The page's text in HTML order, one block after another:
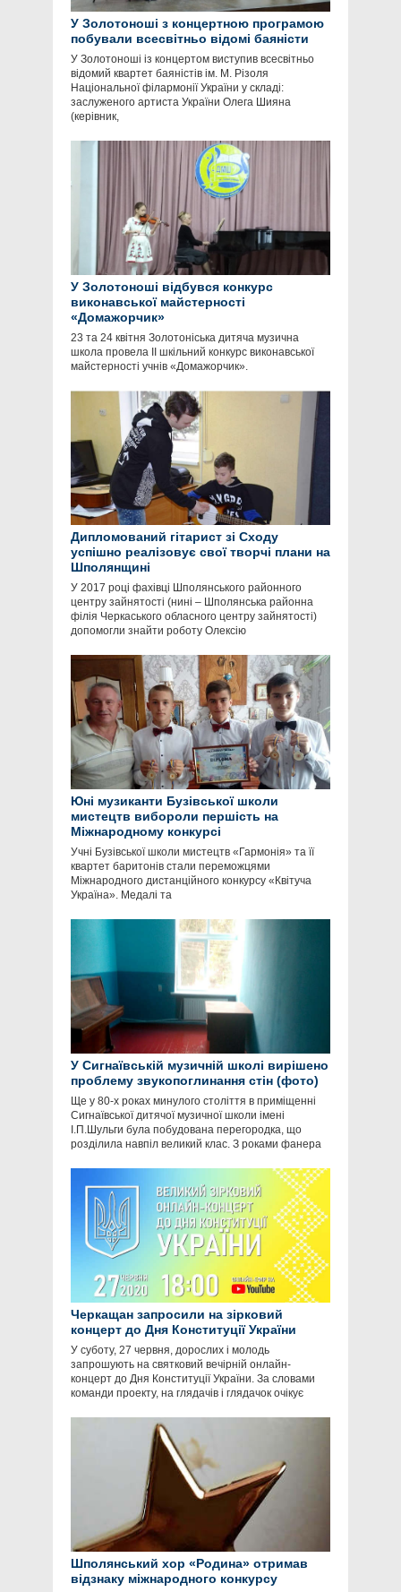
У Золотоноші з концертною програмою
побували всесвітньо відомі баяністи
У Золотоноші із концертом виступив всесвітньо
відомий квартет баяністів ім. М. Різоля
Національної філармонії України у складі:
заслуженого артиста України Олега Шияна
(керівник,
У Золотоноші відбувся конкурс
виконавської майстерності
«Домажорчик»
23 та 24 квітня Золотоніська дитяча музична
школа провела II шкільний конкурс виконавської
майстерності учнів «Домажорчик».
Дипломований гітарист зі Сходу
успішно реалізовує свої творчі плани на
Шполянщині
У 2017 році фахівці Шполянського районного
центру зайнятості (нині – Шполянська районна
філія Черкаського обласного центру зайнятості)
допомогли знайти роботу Олексію
Юні музиканти Бузівської школи
мистецтв вибороли першість на
Міжнародному конкурсі
Учні Бузівської школи мистецтв «Гармонія» та її
квартет баритонів стали переможцями
Міжнародного дистанційного конкурсу «Квітуча
Україна». Медалі та
У Сигнаївській музичній школі вирішено
проблему звукопоглинання стін (фото)
Ще у 80-х роках минулого століття в приміщенні
Сигнаївської дитячої музичної школи імені
І.П.Шульги була побудована перегородка, що
розділила навпіл великий клас. З роками фанера
Черкащан запросили на зірковий
концерт до Дня Конституції України
У суботу, 27 червня, дорослих і молодь
запрошують на святковий вечірній онлайн-
концерт до Дня Конституції України. За словами
команди проекту, на глядачів і глядачок очікує
Шполянський хор «Родина» отримав
відзнаку міжнародного конкурсу